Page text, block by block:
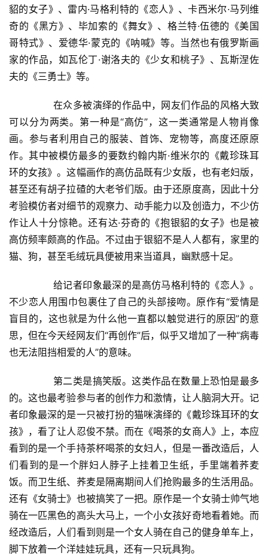
征
稿
学
术
法
书
欣
赏
砚
边
夜
话
术
图
库
寫
錯
用
錯
的
繁
體
字
一
例
貂的女子》、雷内·马格利特的《恋人》、卡西米尔·马列维
奇的《黑方》、毕加索的《舞女》、格兰特·伍德的《美国
哥特式》、爱德华·蒙克的《呐喊》等。当然也有俄罗斯画
家的作品，如瓦伦丁·谢洛夫的《少女和桃子》、瓦斯涅佐
夫的《三勇士》等。
可以分为两类。第一种是“高仿”，这一类通常是人物肖像
画。参与者利用自己的服装、首饰、宠物等，高度还原原
作。其中被模仿最多的要数约翰内斯·维米尔的《戴珍珠耳
环的女孩》。这幅画作的高仿品既有少女版，也有老妇版，
甚至还有胡子拉碴的大老爷们版。由于还原度高，因此十分
考验模仿者对细节的观察力、动手能力以及创造力，不少仿
作让人十分惊艳。还有达·芬奇的《抱银貂的女子》也是被
高仿频率颇高的作品。不过由于银貂不是人人都有，家里的
猫、狗，甚至毛绒玩具便被用来当道具，幽默感十足。
不少恋人用围巾包裹住了自己的头部接吻。原作有“爱情是
盲目的，这也就是为什么他一直都以触觉进行的原因”的意
思，但在今天经网友们“再创作”后，似乎又增加了一种“病毒
也无法阻挡相爱的人”的意味。
的。这也最考验参与者的创作力和激情，让人脑洞大开。记
者印象最深的是一只被打扮的猫咪演绎的《戴珍珠耳环的女
孩》，看了让人忍俊不禁。而在《喝茶的女商人》上，本应
看到的是一个手持茶杯喝茶的女妇人，但是一番改造后，人
们看到的是一个胖妇人脖子上挂着卫生纸，手里端着荞麦
饭。而卫生纸、荞麦是隔离期间人们抢购最多的生活用品。
还有《女骑士》也被搞笑了一把。原作是一个女骑士帅气地
骑在一匹黑色的高头大马上，一个小女孩好奇地看着她。而
经改造后，人们看到则是一个女人骑在自己的健身单车上，
脚下放着一个洋娃娃玩具，还有一只玩具狗。